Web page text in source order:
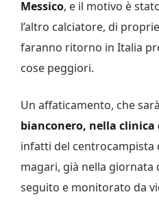
Messico, e il motivo è
l’altro calciatore, di
faranno ritorno in Italia
cose peggiori.
Un affaticamento, che sarà
bianconero, nella clinica
infatti del centrocampista
magari, già nella giornata
seguito e monitorato da